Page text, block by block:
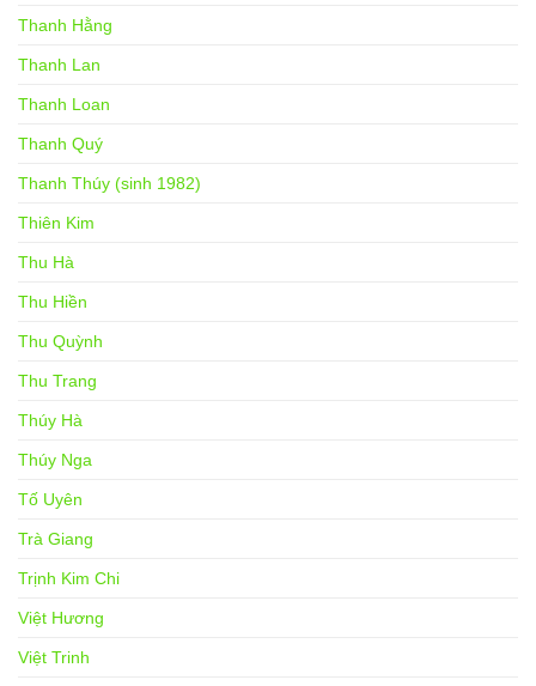
Thanh Hằng
Thanh Lan
Thanh Loan
Thanh Quý
Thanh Thúy (sinh 1982)
Thiên Kim
Thu Hà
Thu Hiền
Thu Quỳnh
Thu Trang
Thúy Hà
Thúy Nga
Tố Uyên
Trà Giang
Trịnh Kim Chi
Việt Hương
Việt Trinh